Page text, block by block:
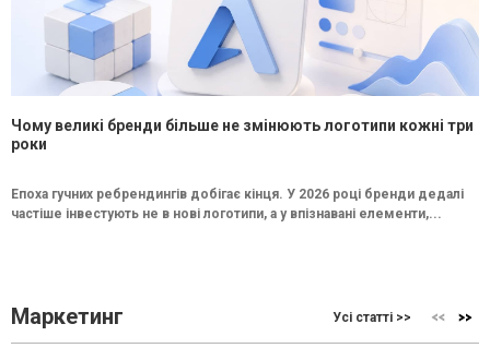
Чому великі бренди більше не змінюють логотипи кожні три
роки
Епоха гучних ребрендингів добігає кінця. У 2026 році бренди дедалі
частіше інвестують не в нові логотипи, а у впізнавані елементи,...
Маркетинг Усі статті >>